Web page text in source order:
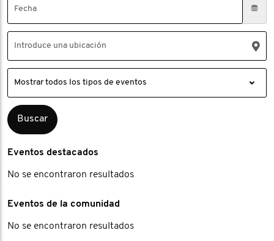
Eventos destacados
No se encontraron resultados
Eventos de la comunidad
No se encontraron resultados